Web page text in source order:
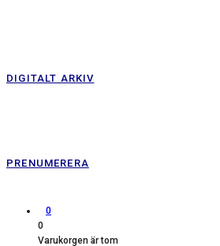
DIGITALT ARKIV
PRENUMERERA
0
0
Varukorgen är tom